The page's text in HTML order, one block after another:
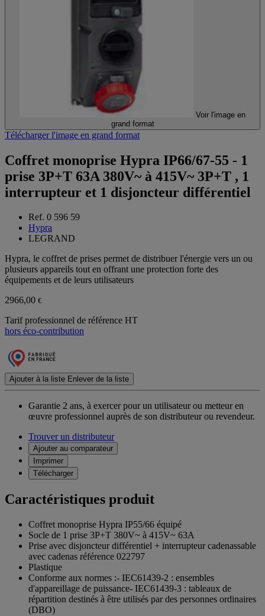
Voir l'image en
grand format
Télécharger l'image en grand format
Coffret monoprise Hypra IP66/67-55 - 1
prise 3P+T 63A 380V~ à 415V~ 3P+T , 1
interrupteur et 1 disjoncteur différentiel
Ref. 0 596 59
Hypra
LEGRAND
Hypra, le coffret de prises permet de distribuer l'énergie vers un ou
plusieurs appareils tout en offrant une protection forte des
équipements et de leurs utilisateurs
2966,00 €
Tarif professionnel de référence HT
hors éco-contribution
Ajouter à la liste Enlever de la liste
Garantie 2 ans, à exercer pour un utilisateur ou metteur en
œuvre professionnel auprès de son distributeur ou revendeur.
Trouver un distributeur
Ajouter au comparateur
Imprimer
Télécharger
Caractéristiques produit
Coffret monoprise Hypra IP55/66 équipé
Socle de 1 prise 3P+T 380V~ à 415V~ 63A
Prise avec disjoncteur différentiel + interrupteur cadenassable
avec cadenas référence 022797
Plastique
Conforme aux normes :- IEC61439-2 : ensembles
d'appareillage de puissance- IEC61439-3 : tableaux de
répartition destinés à être utilisés par des personnes ordinaires
(DBO)